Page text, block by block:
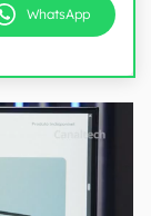
WhatsApp